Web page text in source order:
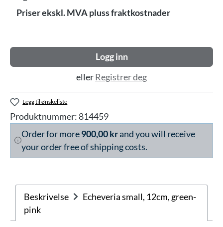
Priser ekskl. MVA pluss fraktkostnader
Logg inn
ellerRegistrer deg
Legg til ønskeliste
Produktnummer: 814459
Order for more900,00 krand you will receive
your order free of shipping costs.
Beskrivelse
Echeveria small, 12cm, green-
pink